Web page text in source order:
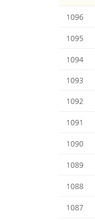
1096
1095
1094
1093
1092
1091
1090
1089
1088
1087